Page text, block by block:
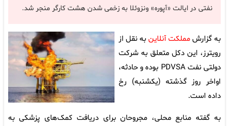
نفتی در ایالت «آپوره» ونزوئلا به زخمی شدن هشت کارگر منجر شد.
به گزارشمملکت آنلاینبه نقل از
رویترز، این دکل متعلق به شرکت
دولتی نفت PDVSA بوده و حادثه،
اواخر روز گذشته (یکشنبه) رخ
داده است.
به گفته منابع محلی، مجروحان برای دریافت کمک‌های پزشکی به